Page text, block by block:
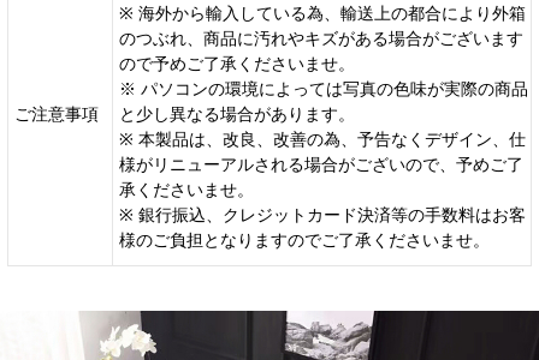
ご注意事項
※ 海外から輸入している為、輸送上の都合により外箱
のつぶれ、商品に汚れやキズがある場合がございます
ので予めご了承くださいませ。
※ パソコンの環境によっては写真の色味が実際の商品
と少し異なる場合があります。
※ 本製品は、改良、改善の為、予告なくデザイン、仕
様がリニューアルされる場合がございので、予めご了
承くださいませ。
※ 銀行振込、クレジットカード決済等の手数料はお客
様のご負担となりますのでご了承くださいませ。